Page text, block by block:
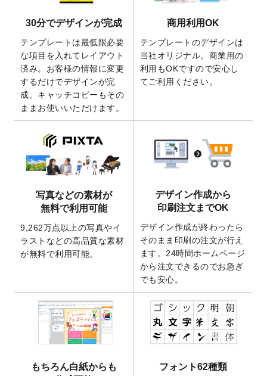
の全4ステップを解説！」を公開いたしまし
た。
2026/4/23
コラム「 画像の配置・差し替え・トリミン
グ」「テンプレート間でパーツを流用する
方法」を公開いたしました。
2026/4/21
アクリルキーホルダーのデザインテンプレ
ート を追加いたしました。
りました！
2025/12/22
【新商品】アクリルキーホルダーが作成で
きるようになりました！
2025/12/22
2026年版4月始まりのカレンダーデザイン
テンプレート
を公開いたしました。
開いたしました。
2025/9/30
【新商品】クリアファイルバッグ が作成で
きるようになりました！
2026年午年の年賀状デザインテンプレート
を公開いたしました。
2025/9/10
喪中はがき・寒中見舞いのデザインテンプ
レートを公開いたしました。
2025/8/1
9,160万点以上の写真やイラスト素材が無料
2025/7/30
キャンバスプリントのデザインテンプレー
30分でデザインが完成
テンプレートは最低限必要
な項目を入れてレイアウト
済み。お客様の情報に変更
するだけでデザインが完
成。キャッチコピーもその
ままお使いいただけます。
商用利用OK
テンプレートのデザインは
当社オリジナル。商業用の
利用もOKですので安心し
てご利用ください。
写真などの素材が
無料で利用可能
9,262万点以上の写真やイ
ラストなどの高品質な素材
が無料で利用可能。
デザイン作成から
印刷注文までOK
デザイン作成が終わったら
そのまま印刷の注文が行え
ます。24時間ホームページ
から注文できるのでお急ぎ
でも安心。
もちろん白紙からも
フォント62種類